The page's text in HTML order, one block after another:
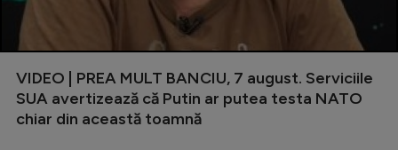
VIDEO | PREA MULT BANCIU, 7 august. Serviciile
SUA avertizează că Putin ar putea testa NATO
chiar din această toamnă